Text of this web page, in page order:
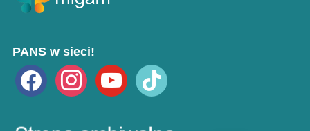
PANS w sieci!
facebook instagramyoutube tiktok